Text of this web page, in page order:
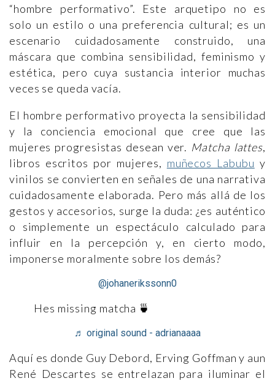
“hombre performativo”. Este arquetipo no es
solo un estilo o una preferencia cultural; es un
escenario cuidadosamente construido, una
máscara que combina sensibilidad, feminismo y
estética, pero cuya sustancia interior muchas
veces se queda vacía.
El hombre performativo proyecta la sensibilidad
y la conciencia emocional que cree que las
mujeres progresistas desean ver. Matcha lattes,
libros escritos por mujeres, muñecos Labubu y
vinilos se convierten en señales de una narrativa
cuidadosamente elaborada. Pero más allá de los
gestos y accesorios, surge la duda: ¿es auténtico
o simplemente un espectáculo calculado para
influir en la percepción y, en cierto modo,
imponerse moralmente sobre los demás?
@johanerikssonn0
Hes missing matcha 🍵
♬ original sound - adrianaaaa
Aquí es donde Guy Debord, Erving Goffman y aun
René Descartes se entrelazan para iluminar el